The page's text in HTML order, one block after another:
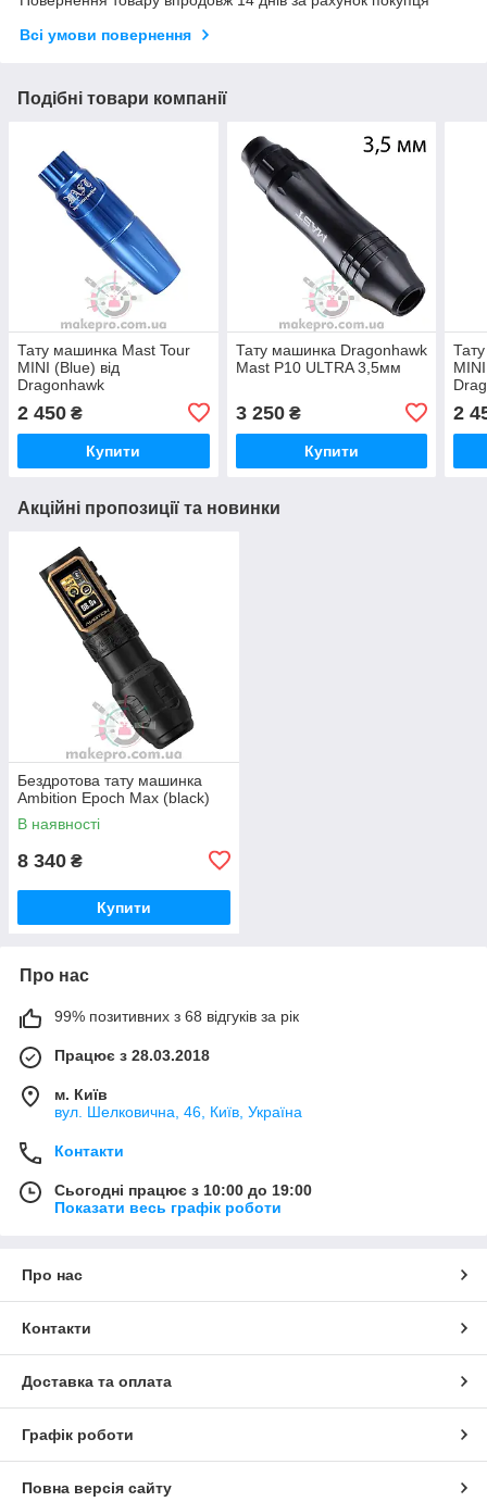
Всі умови повернення
Подібні товари компанії
Тату машинка Mast Tour
MINI (Blue) від
Dragonhawk
2 450 ₴
Купити
Тату машинка Dragonhawk
Mast P10 ULTRA 3,5мм
3 250₴
Купити
2
Акційні пропозиції та новинки
Бездротова тату машинка
Ambition Epoch Max (black)
В наявності
8 340 ₴
Купити
Про нас
99% позитивних з 68 відгуків за рік
Працює з 28.03.2018
м. Київ
вул. Шелковична, 46, Київ, Україна
Контакти
Сьогодні працює з 10:00 до 19:00
Показати весь графік роботи
Про нас
Контакти
Доставка та оплата
Графік роботи
Повна версія сайту